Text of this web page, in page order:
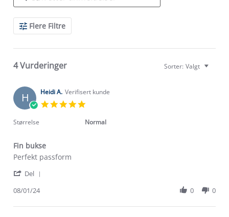
Search
ReviewsFlere Filtre
4 Vurderinger Sorter: Valgt
H Heidi A. Verifisert kunde
rating
Størrelse Normal
Fin bukse
Review
Heidi
on
Jan
review
Fin
Perfekt passform
Del
Heidi
08/01/24 0 0